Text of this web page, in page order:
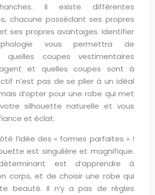
Il existe différentes
chacune possédant ses propres
ses propres avantages. Identifier
vous permettra de
quelles coupes vestimentaires
et quelles coupes sont à
n’est pas de se plier à un idéal
d’opter pour une robe qui met
silhouette naturelle et vous
et éclat.
l’idée des « formes parfaites » !
est singulière et magnifique.
est d’apprendre à
corps, et de choisir une robe qui
beauté. Il n’y a pas de règles